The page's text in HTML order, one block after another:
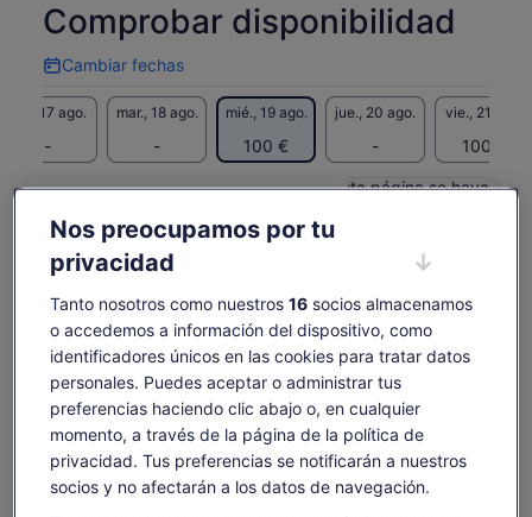
agradable. Viaja en grupo pequeño para disfrutar de una
historia de la región a lo largo del camino.
Aspectos destacados:
Regresa a la naturaleza en un tour en autobús desde
Tromsø
Visita dos fiordos increíbles, Ersfjord y Grøtfjord
Comprobar disponibilidad
Cambiar fechas
Cambiar
fechas
lun., 17 ago.
-
mar., 18 ago.
-
mié., 19 ago.
100 €
jue., 20 ago.
-
vie., 21 ago.
100 €
El
precio
es
de
100 €
por
adulto
100 €
incluye tasas e impuestos
por adulto
Ver entradas
Es posible que el contenido de esta página se haya
Ver texto original (inglés)
Opinar sobre esta traducción
en
una
pestaña
nueva
Qué incluye y qué no
Hotel drop-off
Guía local
Trajes térmicos
Conductor
Zapatos de invierno (horario de invierno)
Nos preocupamos por tu
privacidad
Tanto nosotros como nuestros 16socios almacenamos
o accedemos a información del dispositivo, como
identificadores únicos en las cookies para tratar datos
personales. Puedes aceptar o administrar tus
preferencias haciendo clic abajo o, en cualquier
momento, a través de la página de la política de
privacidad. Tus preferencias se notificarán a nuestros
socios y no afectarán a los datos de navegación.